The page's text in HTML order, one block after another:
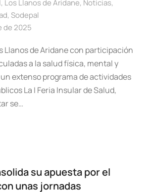
, Los Llanos de Aridane, Noticias,
, Sodepal
de 2025
Llanos de Aridane con participación
a la salud física, mental y
extenso programa de actividades
La I Feria Insular de Salud,
se…
su apuesta por el
unas jornadas